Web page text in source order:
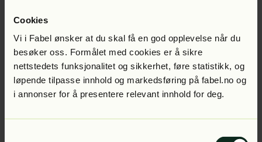
Cookies
Vi i Fabel ønsker at du skal få en god opplevelse når du
besøker oss. Formålet med cookies er å sikre
nettstedets funksjonalitet og sikkerhet, føre statistikk, og
løpende tilpasse innhold og markedsføring på fabel.no og
i annonser for å presentere relevant innhold for deg.